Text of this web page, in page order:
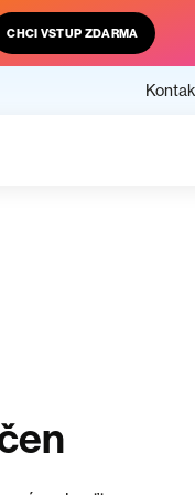
CHCI VSTUP ZDARMA